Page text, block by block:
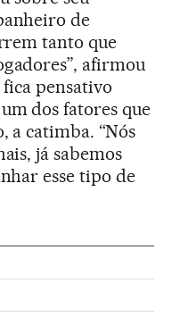
de
tanto que
afirmou
pensativo
dos fatores que
a catimba. “Nós
já sabemos
esse tipo de
Facebook